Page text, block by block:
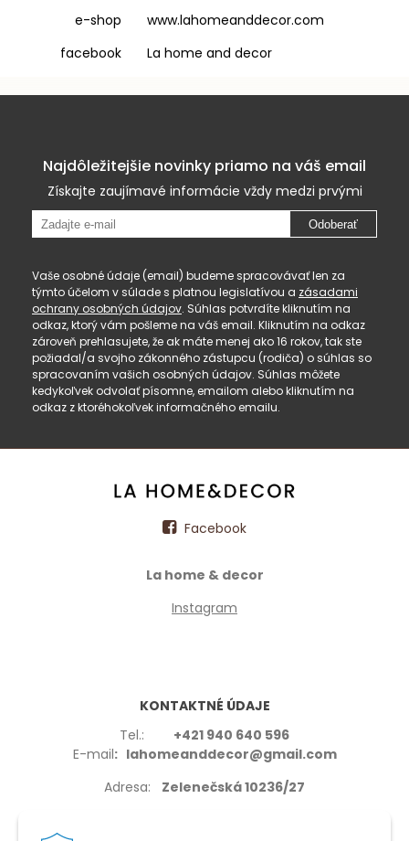
e-shop www.lahomeanddecor.com
facebook La home and decor
Najdôležitejšie novinky priamo na váš email
Získajte zaujímavé informácie vždy medzi prvými
Odoberať
Vaše osobné údaje (email) budeme spracovávať len za
týmto účelom v súlade s platnou legislatívou a zásadami
ochrany osobných údajov. Súhlas potvrdíte kliknutím na
odkaz, ktorý vám pošleme na váš email. Kliknutím na odkaz
zároveň prehlasujete, že ak máte menej ako 16 rokov, tak ste
požiadal/a svojho zákonného zástupcu (rodiča) o súhlas so
spracovaním vašich osobných údajov. Súhlas môžete
kedykoľvek odvolať písomne, emailom alebo kliknutím na
odkaz z ktoréhokoľvek informačného emailu.
Facebook
La home & decor
Instagram
KONTAKTNÉ ÚDAJE
Tel.: +421 940 640 596
E-mail: lahomeanddecor@gmail.com
Adresa: Zelenečská 10236/27